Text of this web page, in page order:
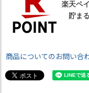
商品についてのお問い合